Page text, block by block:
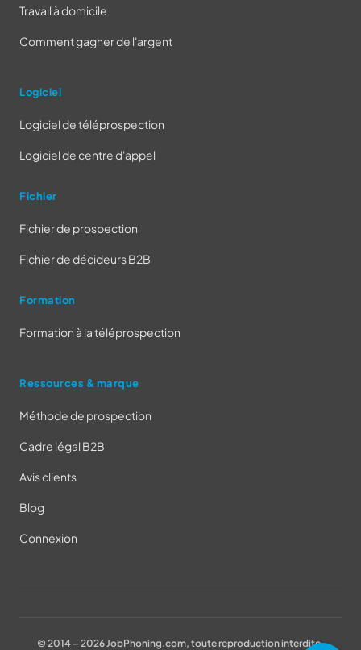
Travail à domicile
Comment gagner de l'argent
Logiciel
Logiciel de téléprospection
Logiciel de centre d'appel
Fichier
Fichier de prospection
Fichier de décideurs B2B
Formation
Formation à la téléprospection
Ressources & marque
Méthode de prospection
Cadre légal B2B
Avis clients
Blog
Connexion
© 2014 – 2026 JobPhoning.com, toute reproduction interdite.